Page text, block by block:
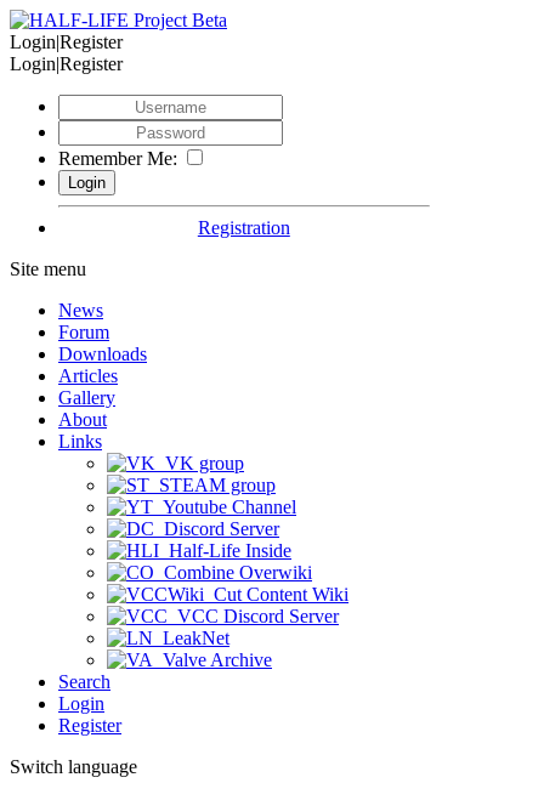
Login|Register
Login|Register
Remember Me:
Registration
Site menu
News
Forum
Downloads
Articles
Gallery
About
Links
VK group
STEAM group
Youtube Channel
Discord Server
Half-Life Inside
Combine Overwiki
Cut Content Wiki
VCC Discord Server
LeakNet
Valve Archive
Search
Login
Register
Switch language